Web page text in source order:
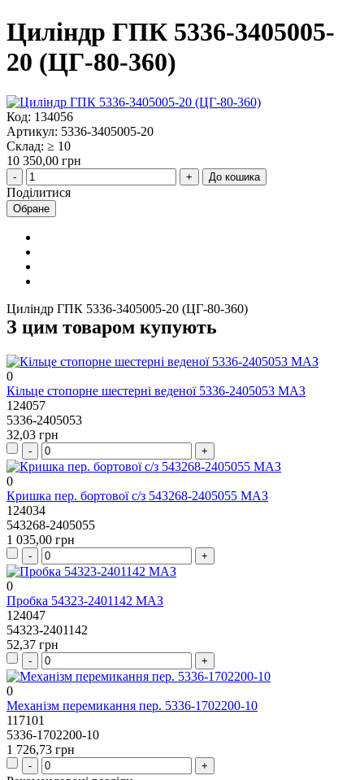
Циліндр ГПК 5336-3405005-
20 (ЦГ-80-360)
Код: 134056
Артикул: 5336-3405005-20
Склад: ≥ 10
10 350,00 грн
До кошика
Поділитися
Обране
Циліндр ГПК 5336-3405005-20 (ЦГ-80-360)
З цим товаром купують
0
Кільце стопорне шестерні веденої 5336-2405053 МАЗ
124057
5336-2405053
32,03 грн
0
Кришка пер. бортової с/з 543268-2405055 МАЗ
124034
543268-2405055
1 035,00 грн
0
Пробка 54323-2401142 МАЗ
124047
54323-2401142
52,37 грн
0
Механізм перемикання пер. 5336-1702200-10
117101
5336-1702200-10
1 726,73 грн